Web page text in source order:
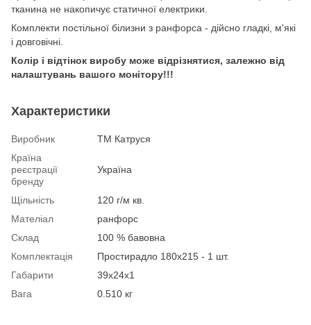
тканина не накопичує статичної електрики.
Комплекти постільної білизни з ранфорса - дійсно гладкі, м'які
і довговічні.
Колір і відтінок виробу може відрізнятися, залежно від
налаштувань вашого монітору!!!
Характеристики
Виробник
ТМ Катруся
Країна
реєстрації
бренду
Україна
Щільність
120 г/м кв.
Мателіал
ранфорс
Склад
100 % бавовна
Комплектація
Простирадло 180х215 - 1 шт.
Габарити
39х24х1
Вага
0.510 кг